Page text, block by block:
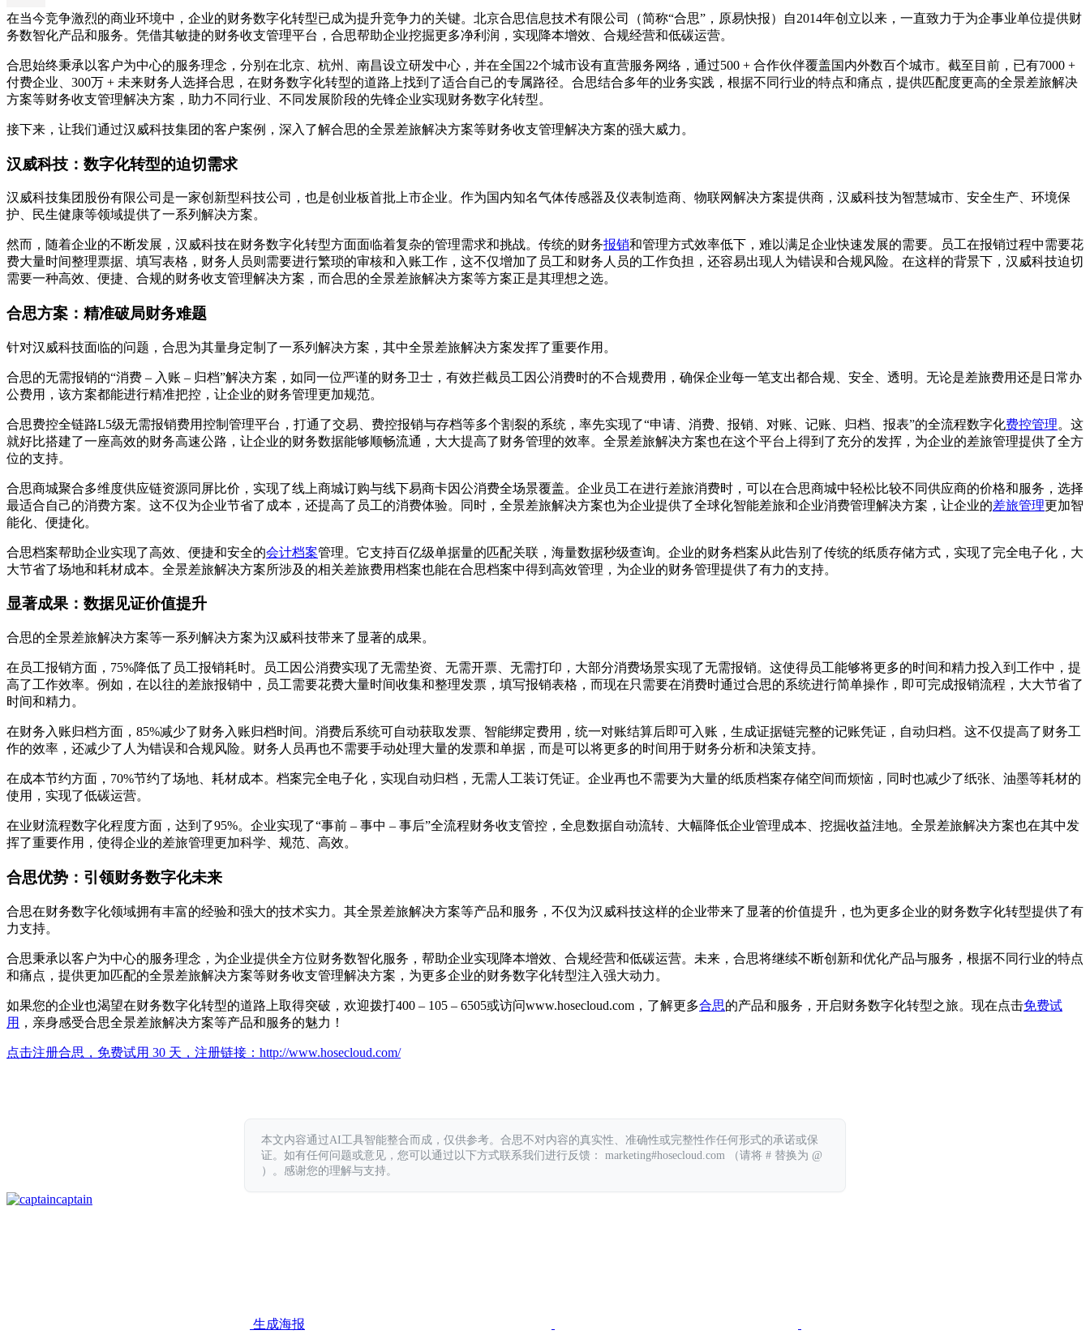
在当今竞争激烈的商业环境中，企业的财务数字化转型已成为提升竞争力的关键。北京合思信息技术有限公司（简称“合思”，原易快报）自2014年创立以来，一直致力于为企事业单位提供财
务数智化产品和服务。凭借其敏捷的财务收支管理平台，合思帮助企业挖掘更多净利润，实现降本增效、合规经营和低碳运营。
合思始终秉承以客户为中心的服务理念，分别在北京、杭州、南昌设立研发中心，并在全国22个城市设有直营服务网络，通过500 + 合作伙伴覆盖国内外数百个城市。截至目前，已有7000 +
付费企业、300万 + 未来财务人选择合思，在财务数字化转型的道路上找到了适合自己的专属路径。合思结合多年的业务实践，根据不同行业的特点和痛点，提供匹配度更高的全景差旅解决
方案等财务收支管理解决方案，助力不同行业、不同发展阶段的先锋企业实现财务数字化转型。
接下来，让我们通过汉威科技集团的客户案例，深入了解合思的全景差旅解决方案等财务收支管理解决方案的强大威力。
汉威科技：数字化转型的迫切需求
汉威科技集团股份有限公司是一家创新型科技公司，也是创业板首批上市企业。作为国内知名气体传感器及仪表制造商、物联网解决方案提供商，汉威科技为智慧城市、安全生产、环境保
护、民生健康等领域提供了一系列解决方案。
然而，随着企业的不断发展，汉威科技在财务数字化转型方面面临着复杂的管理需求和挑战。传统的财务报销和管理方式效率低下，难以满足企业快速发展的需要。员工在报销过程中需要花
费大量时间整理票据、填写表格，财务人员则需要进行繁琐的审核和入账工作，这不仅增加了员工和财务人员的工作负担，还容易出现人为错误和合规风险。在这样的背景下，汉威科技迫切
需要一种高效、便捷、合规的财务收支管理解决方案，而合思的全景差旅解决方案等方案正是其理想之选。
合思方案：精准破局财务难题
针对汉威科技面临的问题，合思为其量身定制了一系列解决方案，其中全景差旅解决方案发挥了重要作用。
合思的无需报销的“消费 – 入账 – 归档”解决方案，如同一位严谨的财务卫士，有效拦截员工因公消费时的不合规费用，确保企业每一笔支出都合规、安全、透明。无论是差旅费用还是日常办
公费用，该方案都能进行精准把控，让企业的财务管理更加规范。
合思费控全链路L5级无需报销费用控制管理平台，打通了交易、费控报销与存档等多个割裂的系统，率先实现了“申请、消费、报销、对账、记账、归档、报表”的全流程数字化费控管理。这
就好比搭建了一座高效的财务高速公路，让企业的财务数据能够顺畅流通，大大提高了财务管理的效率。全景差旅解决方案也在这个平台上得到了充分的发挥，为企业的差旅管理提供了全方
位的支持。
合思商城聚合多维度供应链资源同屏比价，实现了线上商城订购与线下易商卡因公消费全场景覆盖。企业员工在进行差旅消费时，可以在合思商城中轻松比较不同供应商的价格和服务，选择
最适合自己的消费方案。这不仅为企业节省了成本，还提高了员工的消费体验。同时，全景差旅解决方案也为企业提供了全球化智能差旅和企业消费管理解决方案，让企业的差旅管理更加智
能化、便捷化。
合思档案帮助企业实现了高效、便捷和安全的会计档案管理。它支持百亿级单据量的匹配关联，海量数据秒级查询。企业的财务档案从此告别了传统的纸质存储方式，实现了完全电子化，大
大节省了场地和耗材成本。全景差旅解决方案所涉及的相关差旅费用档案也能在合思档案中得到高效管理，为企业的财务管理提供了有力的支持。
显著成果：数据见证价值提升
合思的全景差旅解决方案等一系列解决方案为汉威科技带来了显著的成果。
在员工报销方面，75%降低了员工报销耗时。员工因公消费实现了无需垫资、无需开票、无需打印，大部分消费场景实现了无需报销。这使得员工能够将更多的时间和精力投入到工作中，提
高了工作效率。例如，在以往的差旅报销中，员工需要花费大量时间收集和整理发票，填写报销表格，而现在只需要在消费时通过合思的系统进行简单操作，即可完成报销流程，大大节省了
时间和精力。
在财务入账归档方面，85%减少了财务入账归档时间。消费后系统可自动获取发票、智能绑定费用，统一对账结算后即可入账，生成证据链完整的记账凭证，自动归档。这不仅提高了财务工
作的效率，还减少了人为错误和合规风险。财务人员再也不需要手动处理大量的发票和单据，而是可以将更多的时间用于财务分析和决策支持。
在成本节约方面，70%节约了场地、耗材成本。档案完全电子化，实现自动归档，无需人工装订凭证。企业再也不需要为大量的纸质档案存储空间而烦恼，同时也减少了纸张、油墨等耗材的
使用，实现了低碳运营。
在业财流程数字化程度方面，达到了95%。企业实现了“事前 – 事中 – 事后”全流程财务收支管控，全息数据自动流转、大幅降低企业管理成本、挖掘收益洼地。全景差旅解决方案也在其中发
挥了重要作用，使得企业的差旅管理更加科学、规范、高效。
合思优势：引领财务数字化未来
合思在财务数字化领域拥有丰富的经验和强大的技术实力。其全景差旅解决方案等产品和服务，不仅为汉威科技这样的企业带来了显著的价值提升，也为更多企业的财务数字化转型提供了有
力支持。
合思秉承以客户为中心的服务理念，为企业提供全方位财务数智化服务，帮助企业实现降本增效、合规经营和低碳运营。未来，合思将继续不断创新和优化产品与服务，根据不同行业的特点
和痛点，提供更加匹配的全景差旅解决方案等财务收支管理解决方案，为更多企业的财务数字化转型注入强大动力。
如果您的企业也渴望在财务数字化转型的道路上取得突破，欢迎拨打400 – 105 – 6505或访问www.hosecloud.com，了解更多合思的产品和服务，开启财务数字化转型之旅。现在点击免费试
用 ，亲身感受合思全景差旅解决方案等产品和服务的魅力！
点击注册合思，免费试用 30 天，注册链接： http://www.hosecloud.com/
本文内容通过AI工具智能整合而成，仅供参考。合思不对内容的真实性、准确性或完整性作任何形式的承诺或保
证。如有任何问题或意见，您可以通过以下方式联系我们进行反馈： marketing#hosecloud.com （请将 # 替换为 @
）。感谢您的理解与支持。
captain
生成海报